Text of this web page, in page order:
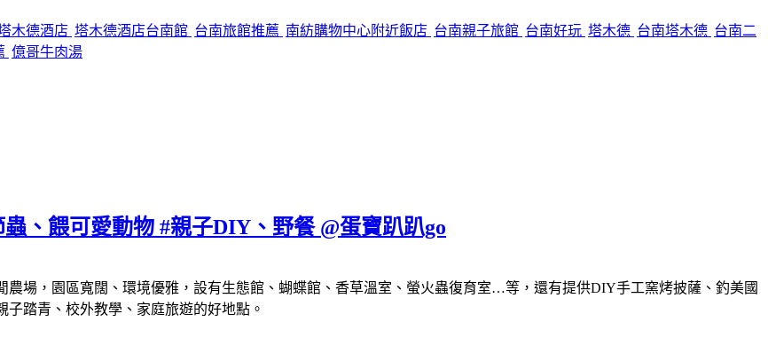
木德酒店 塔木德酒店台南館 台南旅館推薦 南紡購物中心附近飯店 台南親子旅館 台南好玩 塔木德 台南塔木德 台南二
億哥牛肉湯
、餵可愛動物 #親子DIY、野餐 @蛋寶趴趴go
場，園區寬闊、環境優雅，設有生態館、蝴蝶館、香草溫室、螢火蟲復育室…等，還有提供DIY手工窯烤披薩、釣美國
踏青、校外教學、家庭旅遊的好地點。